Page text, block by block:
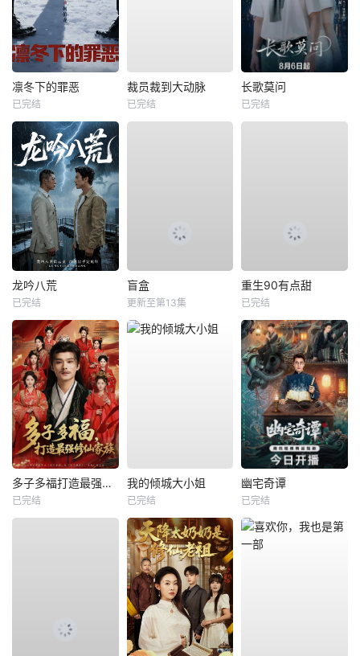
凛冬下的罪恶
已完结
裁员裁到大动脉
已完结
长歌莫问
已完结
龙吟八荒
已完结
盲盒
更新至第13集
重生90有点甜
已完结
多子多福打造最强修仙家族
已完结
我的倾城大小姐
已完结
幽宅奇谭
已完结